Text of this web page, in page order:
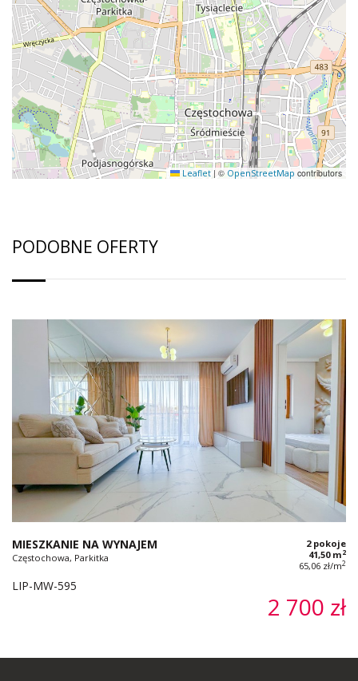
Leaflet | © OpenStreetMap contributors
PODOBNE OFERTY
MIESZKANIE NA WYNAJEM
Częstochowa, Parkitka
2 pokoje
41,50 m2
65,06 zł/m2
LIP-MW-595
2 700 zł